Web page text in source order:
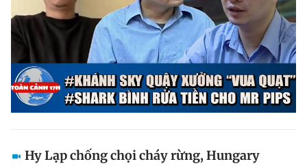
Hotline
0906 645 777
Liên hệ quảng cáo
0908 780 404
Đặt báo Quảng cáo RSS Tòa soạn Chính sách bảo
Tổng biên tập: Nguyễn Ngọc Toàn
Tổng thư ký tòa soạn: Đức Trung
Hy Lạp chống chọi cháy rừng, Hungary